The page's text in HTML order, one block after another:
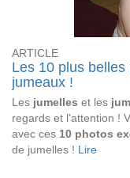
ARTICLE
Les 10 plus
jumeaux !
Les jumelles et les
regards et l'attention !
avec ces 10 photos
de jumelles ! Lire